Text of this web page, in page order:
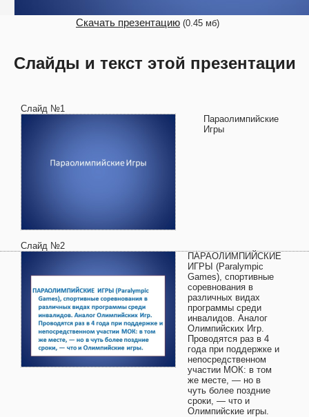
Скачать презентацию (0.45 мб)
Слайды и текст этой презентации
Слайд №1
Параолимпийские
Игры
Слайд №2
ПАРАОЛИМПИЙСКИЕ
ИГРЫ (Paralympic
Games), спортивные
соревнования в
различных видах
программы среди
инвалидов. Аналог
Олимпийских Игр.
Проводятся раз в 4
года при поддержке и
непосредственном
участии МОК: в том
же месте, — но в
чуть более поздние
сроки, — что и
Олимпийские игры.